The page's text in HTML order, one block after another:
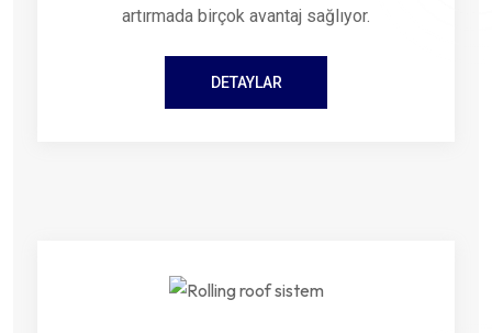
artırmada birçok avantaj sağlıyor.
DETAYLAR